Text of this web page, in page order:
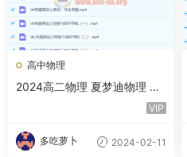
高中物理
2024高二物理 夏梦迪物理 下
VIP
多吃萝卜 2024-02-11